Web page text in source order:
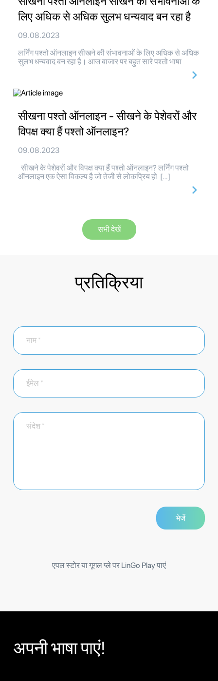
लिए अधिक से अधिक सुलभ धन्यवाद बन रहा है
09.08.2023
लर्निंग पश्तो ऑनलाइन सीखने की संभावनाओं के लिए अधिक से अधिक
सुलभ धन्यवाद बन रहा है। आज बाजार पर बहुत सारे पश्तो भाषा
सीखना पश्तो ऑनलाइन - सीखने के पेशेवरों और
विपक्ष क्या हैं पश्तो ऑनलाइन?
09.08.2023
सीखने के पेशेवरों और विपक्ष क्या हैं पश्तो ऑनलाइन? लर्निंग पश्तो
ऑनलाइन एक ऐसा विकल्प है जो तेजी से लोकप्रिय हो […]
सभी देखें
प्रतिक्रिया
एपल स्टोर या गूगल प्ले पर LinGo Play पाएं
अपनी भाषा पाएं!